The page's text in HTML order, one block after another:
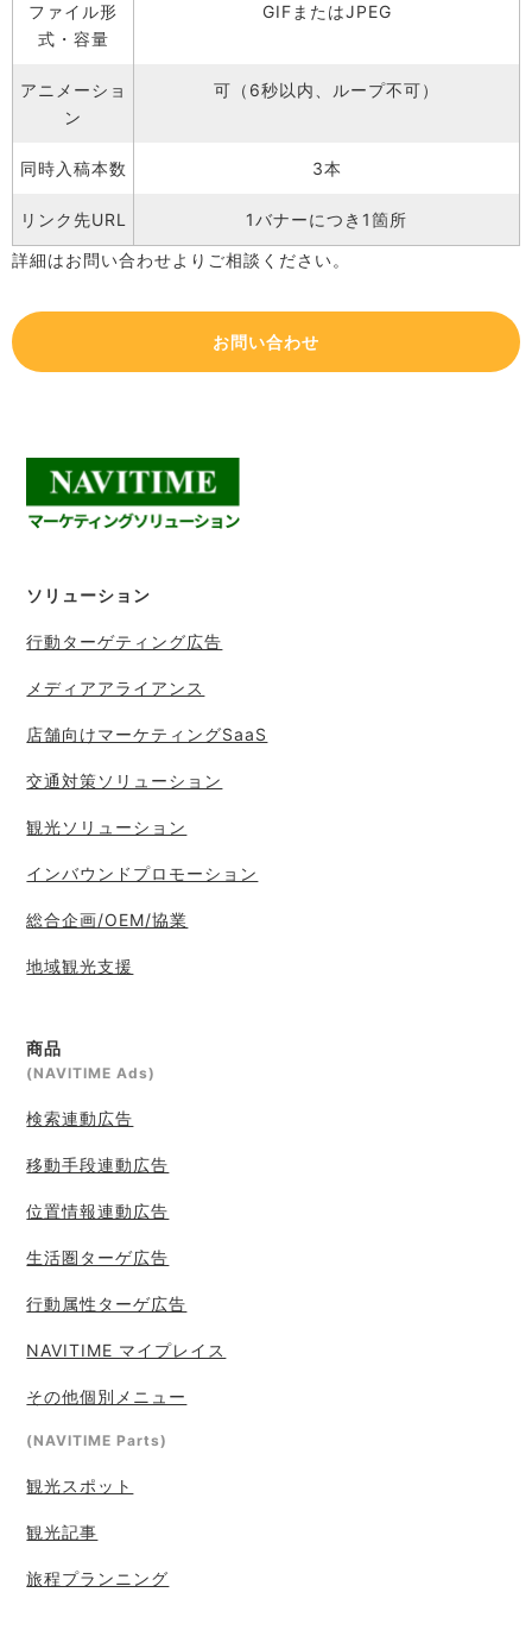
ファイル形
式・容量
GIFまたはJPEG
アニメーショ
ン
可（6秒以内、ループ不可）
同時入稿本数 3本
リンク先URL
1バナーにつき1箇所
詳細はお問い合わせよりご相談ください。
お問い合わせ
ソリューション
行動ターゲティング広告
メディアアライアンス
店舗向けマーケティングSaaS
交通対策ソリューション
観光ソリューション
インバウンドプロモーション
総合企画/OEM/協業
地域観光支援
商品
(NAVITIME Ads)
検索連動広告
移動手段連動広告
位置情報連動広告
生活圏ターゲ広告
行動属性ターゲ広告
NAVITIME マイプレイス
その他個別メニュー
(NAVITIME Parts)
観光スポット
観光記事
旅程プランニング